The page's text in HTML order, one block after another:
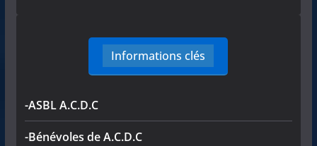
Informations clés
-ASBL A.C.D.C
-Bénévoles de A.C.D.C